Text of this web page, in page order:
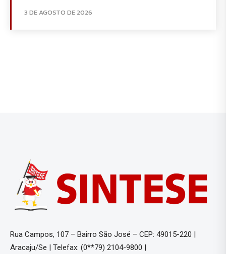
3 DE AGOSTO DE 2026
Rua Campos, 107 – Bairro São José – CEP: 49015-220 |
Aracaju/Se | Telefax: (0**79) 2104-9800 |